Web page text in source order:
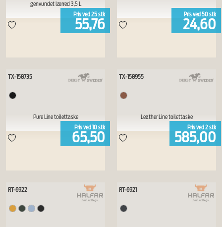
genvundet lærred 3,5 L
Pris ved 25stk
55,76
Pris ved 50stk
24,60
TX-158735
Pure Line toilettaske
Pris ved 10stk
65,50
TX-158955
Leather Line toilettaske
Pris ved 2stk
585,00
RT-6922 RT-6921